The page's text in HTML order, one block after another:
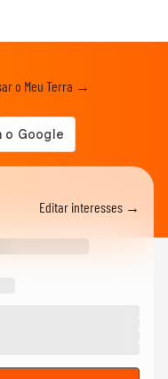
o Meu Terra →
Editar interesses →